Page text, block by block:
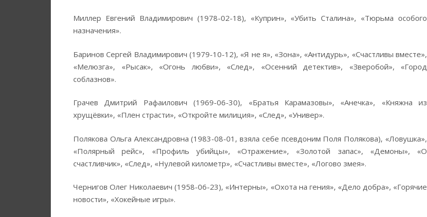
Миллер Евгений Владимирович (1978-02-18), «Куприн», «Убить Сталина», «Тюрьма особого
назначения».
Баринов Сергей Владимирович (1979-10-12), «Я не я», «Зона», «Антидурь», «Счастливы вместе»,
«Мелюзга», «Рысак», «Огонь любви», «След», «Осенний детектив», «Зверобой», «Город
соблазнов».
Грачев Дмитрий Рафаилович (1969-06-30), «Братья Карамазовы», «Анечка», «Княжна из
хрущёвки», «Плен страсти», «Откройте милиция», «След», «Универ».
Полякова Ольга Александровна (1983-08-01, взяла себе псевдоним Поля Полякова), «Ловушка»,
«Полярный рейс», «Профиль убийцы», «Отражение», «Золотой запас», «Демоны», «О
счастливчик», «След», «Нулевой километр», «Счастливы вместе», «Логово змея».
Чернигов Олег Николаевич (1958-06-23), «Интерны», «Охота на гения», «Дело добра», «Горячие
новости», «Хокейные игры».